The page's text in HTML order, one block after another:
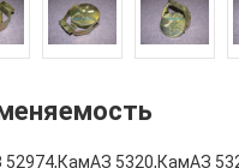
5320,КамАЗ